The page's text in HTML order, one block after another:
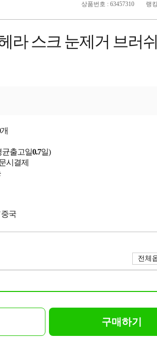
상품번호 : 63457310 랭
라 스크 눈제거 브러
개
균출고일0.7일)
시결제
중국
전체
구매하기